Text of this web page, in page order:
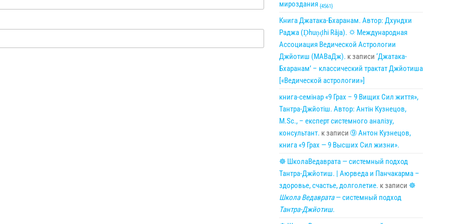
мироздания {4561}
Книга Джатака-Бхаранам. Автор: Дхундхи
Раджа (Ḍhuṇḍhi Rāja). 🌣 Международная
Ассоциация Ведической Астрологии
Джйотиш (МАВаДж). к записи ‘Джатака-
Бхаранам’ – классический трактат Джйотиша
[«Ведической астрологии»]
книга-семінар «9 Грах – 9 Вищих Сил життя»,
Тантра-Джйотіш. Автор: Антін Кузнецов,
M.Sc., – експерт системного аналізу,
консультант. к записи ➈ Антон Кузнецов,
книга «9 Грах — 9 Высших Сил жизни».
☸ ШколаВедаврата — системный подход
Тантра-Джйотиш. | Аюрведа и Панчакарма –
здоровье, счастье, долголетие. к записи ☸
Школа Ведаврата— системный подход
Тантра-Джйотиш.